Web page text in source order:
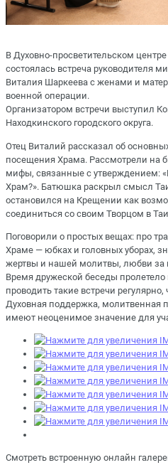
В Духовно-просветительском
состоялась встреча руководителя
Виталия Шаркеева с женами и
военной операции.
Организатором встречи выступил
Находкинского городского округа.
Отец Виталий рассказал об
посещения Храма. Рассмотрели на
мифы, связанные с утверждением:
Храм?». Батюшка раскрыл смысл
остановился на Крещении как
соединиться со своим Творцом в
Поговорили о простых вещах: про
Храме — юбках и головных уборах,
жертвы и нашей молитвы, любви за
Время дружеской беседы
проводить такие встречи
Духовная поддержка, молитвенная
имеют неоценимое значение для
Смотреть встроенную онлайн